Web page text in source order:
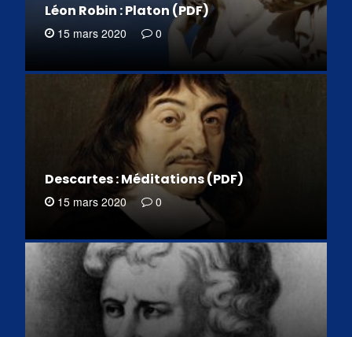
Léon Robin : Platon (PDF)
15 mars 2020 0
Descartes : Méditations (PDF)
15 mars 2020 0